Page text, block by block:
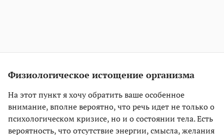
Физиологическое истощение организма
На этот пункт я хочу обратить ваше особенное
внимание, вполне вероятно, что речь идет не только о
психологическом кризисе, но и о состоянии тела. Есть
вероятность, что отсутствие энергии, смысла, желания